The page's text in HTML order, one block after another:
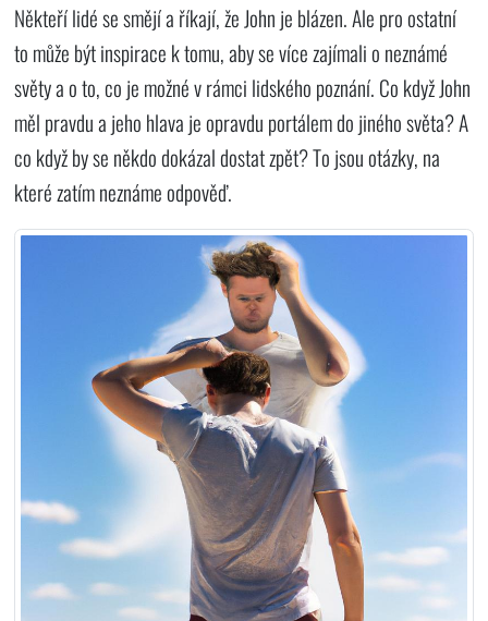
Někteří lidé se smějí a říkají, že John je blázen. Ale pro ostatní
to může být inspirace k tomu, aby se více zajímali o neznámé
světy a o to, co je možné v rámci lidského poznání. Co když John
měl pravdu a jeho hlava je opravdu portálem do jiného světa? A
co když by se někdo dokázal dostat zpět? To jsou otázky, na
které zatím neznáme odpověď.